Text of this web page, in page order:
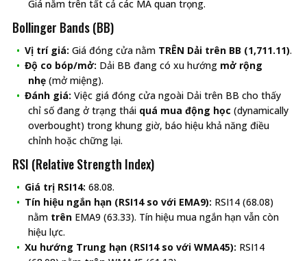
Giá nằm trên tất cả các MA quan trọng.
Bollinger Bands (BB)
Vị trí giá: Giá đóng cửa nằm TRÊN Dải trên BB (1,711.11).
Độ co bóp/mở: Dải BB đang có xu hướng mở rộng
nhẹ (mở miệng).
Đánh giá: Việc giá đóng cửa ngoài Dải trên BB cho thấy
chỉ số đang ở trạng thái quá mua động học (dynamically
overbought) trong khung giờ, báo hiệu khả năng điều
chỉnh hoặc chững lại.
RSI (Relative Strength Index)
Giá trị RSI14: 68.08.
Tín hiệu ngắn hạn (RSI14 so với EMA9): RSI14 (68.08)
nằm trên EMA9 (63.33). Tín hiệu mua ngắn hạn vẫn còn
hiệu lực.
Xu hướng Trung hạn (RSI14 so với WMA45): RSI14